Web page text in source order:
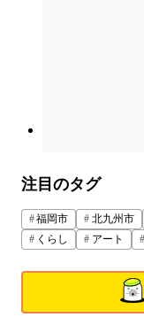
注目のタグ
福岡市 北九州市
くらし
アート